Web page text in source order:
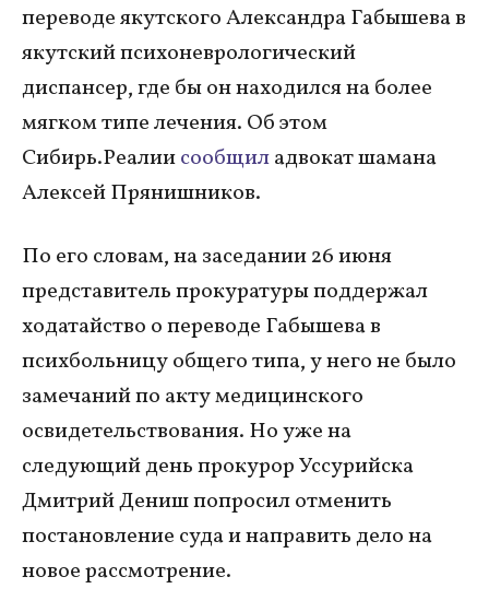
переводе якутского Александра Габышева в
якутский психоневрологический
диспансер, где бы он находился на более
мягком типе лечения. Об этом
Сибирь.Реалиисообщиладвокат шамана
Алексей Прянишников.
По его словам, на заседании 26 июня
представитель прокуратуры поддержал
ходатайство о переводе Габышева в
психбольницу общего типа, у него не было
замечаний по акту медицинского
освидетельствования. Но уже на
следующий день прокурор Уссурийска
Дмитрий Дениш попросил отменить
постановление суда и направить дело на
новое рассмотрение.